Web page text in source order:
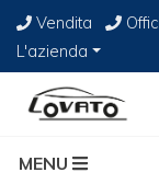
Vendita
L'azienda
MENU